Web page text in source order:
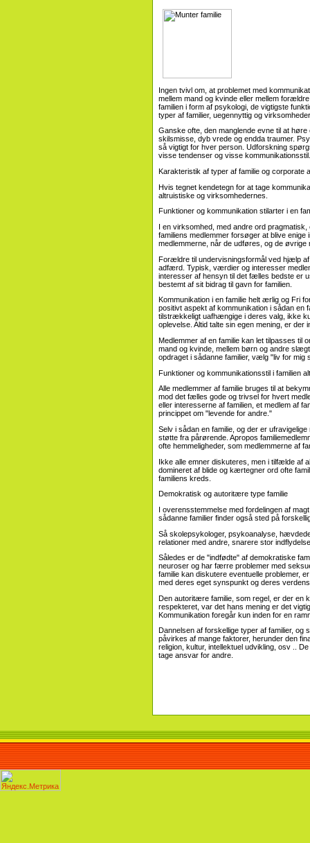
Ingen tvivl om, at problemet med
mellem mand og kvinde eller mellem
familien i form af psykologi, de vigtigste
typer af familier, uegennyttig og
Ganske ofte, den manglende evne til at
skilsmisse, dyb vrede og endda traumer.
så vigtigt for hver person. Udforskning
visse tendenser og visse kommunikationsstil.
Karakteristik af typer af familie og corporate
Hvis tegnet kendetegn for at tage
altruistiske og virksomhedernes.
Funktioner og kommunikation stilarter i en
I en virksomhed, med andre ord
familiens medlemmer forsøger at blive
medlemmerne, når de udføres, og de øvrige
Forældre til undervisningsformål ved hjælp
adfærd. Typisk, værdier og interesser
interesser af hensyn til det fælles bedste er
bestemt af sit bidrag til gavn for familien.
Kommunikation i en familie helt ærlig og Fri
positivt aspekt af kommunikation i sådan en
tilstrækkeligt uafhængige i deres valg, ikke
oplevelse. Altid talte sin egen mening, er der
Medlemmer af en familie kan let tilpasses til
mand og kvinde, mellem børn og andre
opdraget i sådanne familier, vælg "liv for mig
Funktioner og kommunikationsstil i familien
Alle medlemmer af familie bruges til at
mod det fælles gode og trivsel for hvert
eller interesserne af familien, et medlem af
princippet om "levende for andre."
Selv i sådan en familie, og der er
støtte fra pårørende. Apropos
ofte hemmeligheder, som medlemmerne af
Ikke alle emner diskuteres, men i tilfælde af
domineret af blide og kærtegner ord ofte
familiens kreds.
Demokratisk og autoritære type familie
I overensstemmelse med fordelingen af
sådanne familier finder også sted på
Så skolepsykologer, psykoanalyse,
relationer med andre, snarere stor
Således er de "indfødte" af demokratiske
neuroser og har færre problemer med
familie kan diskutere eventuelle problemer,
med deres eget synspunkt og deres
Den autoritære familie, som regel, er der en
respekteret, var det hans mening er det
Kommunikation foregår kun inden for en
Dannelsen af ​​forskellige typer af familier,
påvirkes af mange faktorer, herunder den
religion, kultur, intellektuel udvikling, osv ..
tage ansvar for andre.